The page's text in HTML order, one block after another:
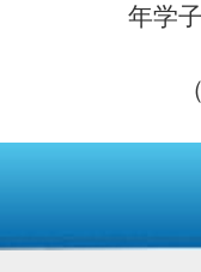
年学